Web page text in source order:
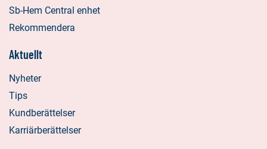
Sb-Hem Central enhet
Rekommendera
Aktuellt
Nyheter
Tips
Kundberättelser
Karriärberättelser